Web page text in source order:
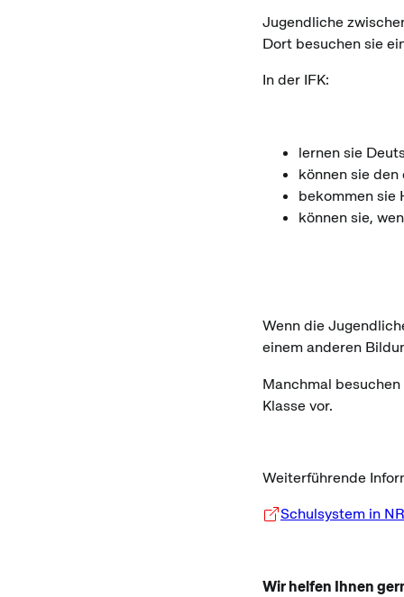
Jugendliche
Dort besuchen sie
In der IFK:
lernen sie
können sie
bekommen sie
können sie,
Wenn die
einem anderen
Manchmal
Klasse vor.
Weiterführende
Schulsystem in
Wir helfen Ihnen